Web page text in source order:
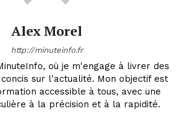
Alex Morel
http://minuteinfo.fr
où je m'engage à livrer des
sur l'actualité. Mon objectif est
accessible à tous, avec une
à la précision et à la rapidité.